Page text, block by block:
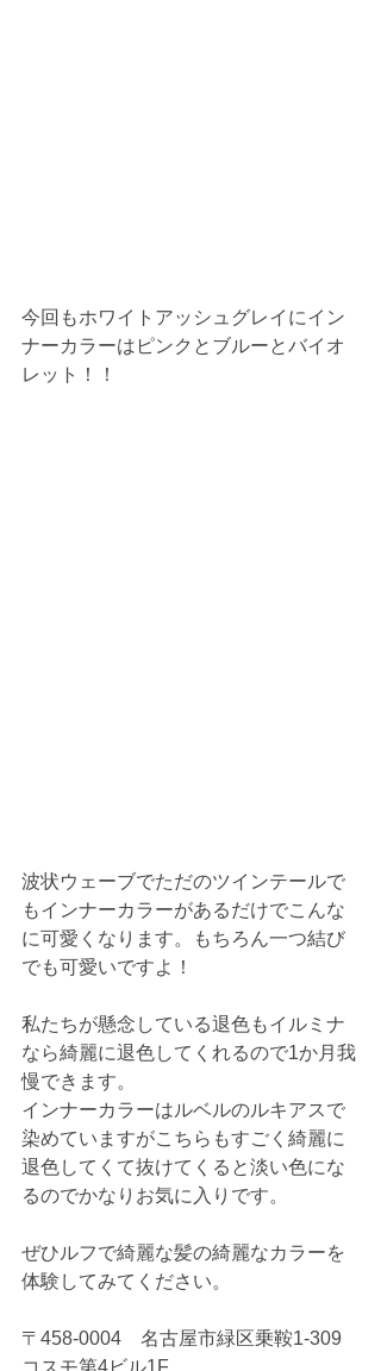
今回もホワイトアッシュグレイにイン
ナーカラーはピンクとブルーとバイオ
レット！！
波状ウェーブでただのツインテールで
もインナーカラーがあるだけでこんな
に可愛くなります。もちろん一つ結び
でも可愛いですよ！
私たちが懸念している退色もイルミナ
なら綺麗に退色してくれるので1か月我
慢できます。
インナーカラーはルベルのルキアスで
染めていますがこちらもすごく綺麗に
退色してくて抜けてくると淡い色にな
るのでかなりお気に入りです。
ぜひルフで綺麗な髪の綺麗なカラーを
体験してみてください。
〒458-0004　名古屋市緑区乗鞍1-309